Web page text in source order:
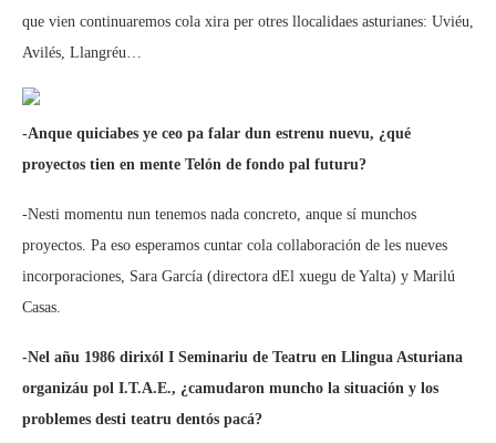
que vien continuaremos cola xira per otres llocalidaes asturianes: Uviéu,
Avilés, Llangréu…
-Anque quiciabes ye ceo pa falar dun estrenu nuevu, ¿qué
proyectos tien en mente Telón de fondo pal futuru?
-Nesti momentu nun tenemos nada concreto, anque sí munchos
proyectos. Pa eso esperamos cuntar cola collaboración de les nueves
incorporaciones, Sara García (directora dEl xuegu de Yalta) y Marilú
Casas.
-Nel añu 1986 dirixól I Seminariu de Teatru en Llingua Asturiana
organizáu pol I.T.A.E., ¿camudaron muncho la situación y los
problemes desti teatru dentós pacá?